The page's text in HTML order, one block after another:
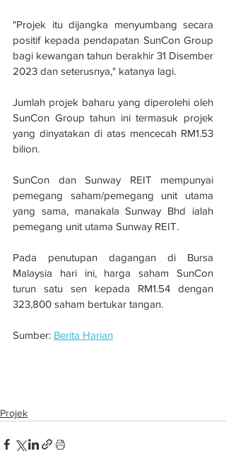
"Projek itu dijangka menyumbang secara
positif kepada pendapatan SunCon Group
bagi kewangan tahun berakhir 31 Disember
2023 dan seterusnya," katanya lagi.
Jumlah projek baharu yang diperolehi oleh
SunCon Group tahun ini termasuk projek
yang dinyatakan di atas mencecah RM1.53
bilion.
SunCon dan Sunway REIT mempunyai
pemegang saham/pemegang unit utama
yang sama, manakala Sunway Bhd ialah
pemegang unit utama Sunway REIT.
Pada penutupan dagangan di Bursa
Malaysia hari ini, harga saham SunCon
turun satu sen kepada RM1.54 dengan
323,800 saham bertukar tangan.
Sumber: Berita Harian
Projek